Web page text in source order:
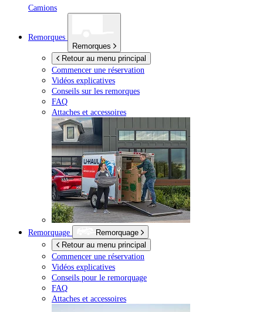
Camions
Remorques
Remorques
Retour au menu principal
Commencer une réservation
Vidéos explicatives
Conseils sur les remorques
FAQ
Attaches et accessoires
Remorquage
Remorquage
Retour au menu principal
Commencer une réservation
Vidéos explicatives
Conseils pour le remorquage
FAQ
Attaches et accessoires